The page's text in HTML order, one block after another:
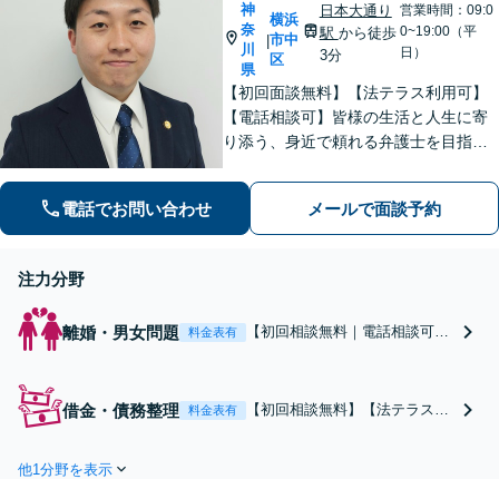
神
奈
川
県
|
横浜
市中
区
日本大通り
駅 から徒歩
3分
営業時間：09:0
0~19:00（平
日）
【初回面談無料】【法テラス利用可】
【電話相談可】皆様の生活と人生に寄
り添う、身近で頼れる弁護士を目指し
で、皆様のご相談に応えます。離婚／
債務整理／刑事事件など、お任せくだ
さい。おひとりで悩みを抱えず、まず
電話でお問い合わせ メールで面談予約
注力分野
離婚・男女問題 料金表有
【初回相談無料｜電話相談可】
ど。相談者さまにとって有利な
解決となるよう誠心誠意サポー
借金・債務整理 料金表有
【初回相談無料】【法テラス利
他1分野を表示